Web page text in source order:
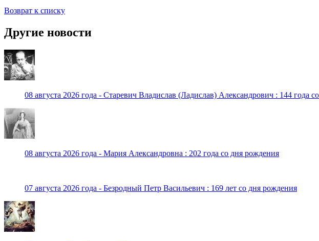
Возврат к списку
Другие новости
08 августа 2026 года - Старевич Владислав (Ладислав) Александрович : 144 года
08 августа 2026 года - Мария Александровна : 202 года со дня рождения
07 августа 2026 года - Безродный Петр Васильевич : 169 лет со дня рождения